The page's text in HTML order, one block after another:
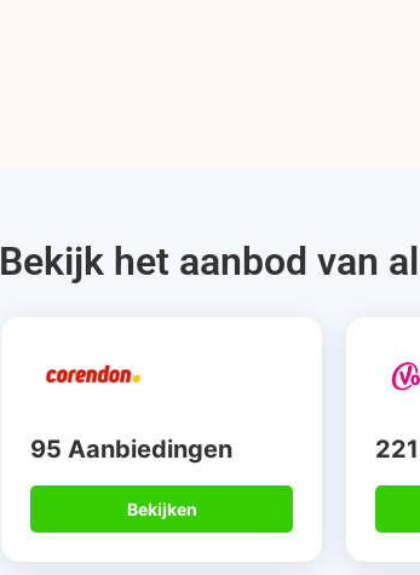
Bekijk het aanbod van
95 Aanbiedingen
Bekijken